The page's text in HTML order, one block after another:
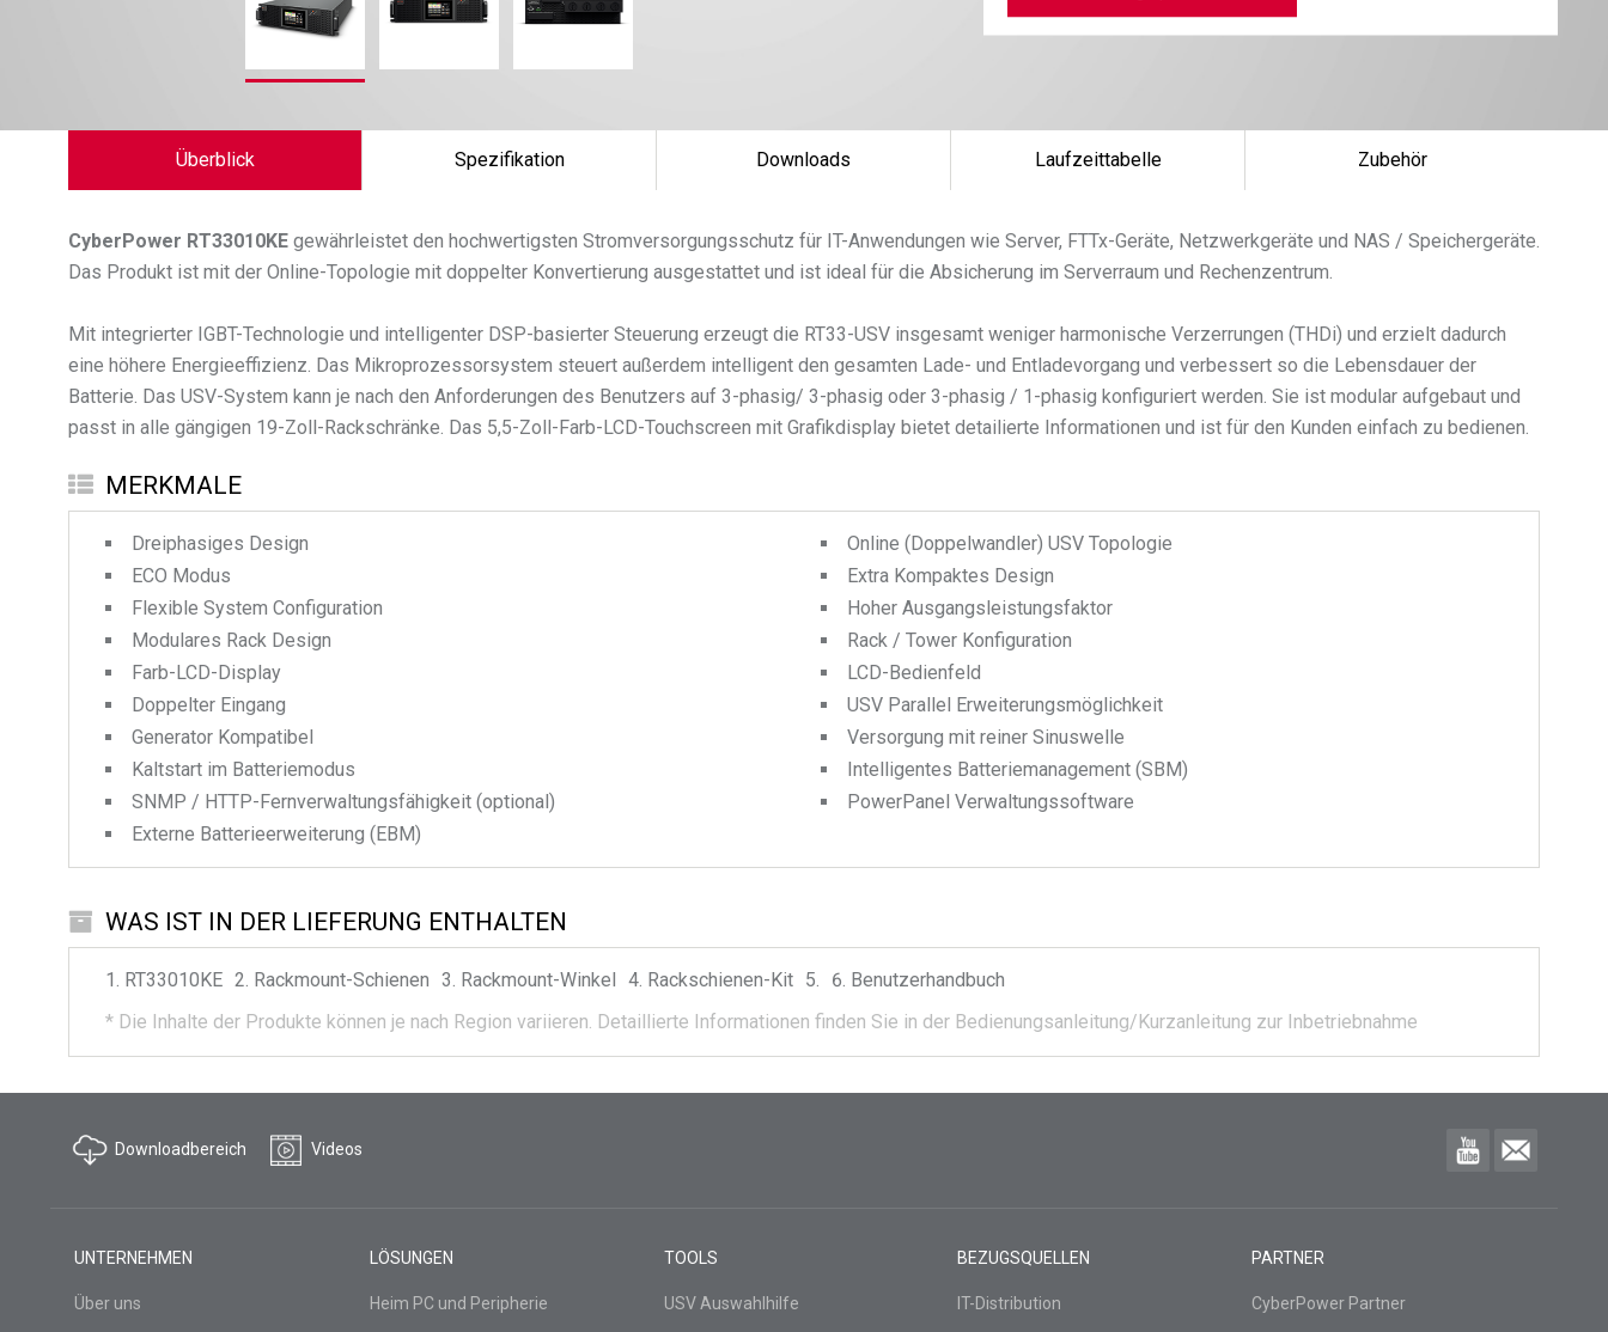
Überblick Spezifikation Downloads Laufzeittabelle Zubehör
CyberPower RT33010KE gewährleistet den hochwertigsten Stromversorgungsschutz für IT-Anwendungen wie Server, FTTx-Geräte, Netzwerkgeräte und NAS / Speichergeräte.
Das Produkt ist mit der Online-Topologie mit doppelter Konvertierung ausgestattet und ist ideal für die Absicherung im Serverraum und Rechenzentrum.
Mit integrierter IGBT-Technologie und intelligenter DSP-basierter Steuerung erzeugt die RT33-USV insgesamt weniger harmonische Verzerrungen (THDi) und erzielt dadurch
eine höhere Energieeffizienz. Das Mikroprozessorsystem steuert außerdem intelligent den gesamten Lade- und Entladevorgang und verbessert so die Lebensdauer der
Batterie. Das USV-System kann je nach den Anforderungen des Benutzers auf 3-phasig/ 3-phasig oder 3-phasig / 1-phasig konfiguriert werden. Sie ist modular aufgebaut und
passt in alle gängigen 19-Zoll-Rackschränke. Das 5,5-Zoll-Farb-LCD-Touchscreen mit Grafikdisplay bietet detailierte Informationen und ist für den Kunden einfach zu bedienen.
MERKMALE
Dreiphasiges Design
ECO Modus
Flexible System Configuration
Modulares Rack Design
Farb-LCD-Display
Doppelter Eingang
Generator Kompatibel
Kaltstart im Batteriemodus
SNMP / HTTP-Fernverwaltungsfähigkeit (optional)
Externe Batterieerweiterung (EBM)
Online (Doppelwandler) USV Topologie
Extra Kompaktes Design
Hoher Ausgangsleistungsfaktor
Rack / Tower Konfiguration
LCD-Bedienfeld
USV Parallel Erweiterungsmöglichkeit
Versorgung mit reiner Sinuswelle
Intelligentes Batteriemanagement (SBM)
PowerPanel Verwaltungssoftware
WAS IST IN DER LIEFERUNG ENTHALTEN
RT33010KE Rackmount-Schienen Rackmount-Winkel Rackschienen-Kit
Benutzerhandbuch
* Die Inhalte der Produkte können je nach Region variieren. Detaillierte Informationen finden Sie in der Bedienungsanleitung/Kurzanleitung zur Inbetriebnahme
Downloadbereich Videos
UNTERNEHMEN
Über uns
LÖSUNGEN
Heim PC und Peripherie
TOOLS
USV Auswahlhilfe
BEZUGSQUELLEN
IT-Distribution
PARTNER
CyberPower Partner